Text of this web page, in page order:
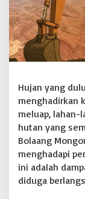
Hujan yang
menghadirkan
meluap, lahan-
hutan yang
Bolaang
menghadapi
ini adalah
diduga